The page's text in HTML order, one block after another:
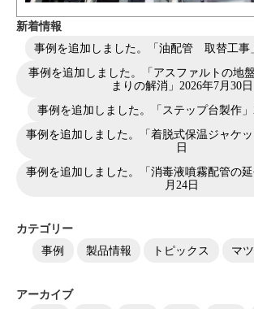
新着情報
事例を追加しました。「油配管 取替工事」
事例を追加しました。「アスファルトの地
まりの解消」 2026年7月30日
事例を追加しました。「ステップ台製作」
事例を追加しました。「着脱式保温ジャケッ
日
事例を追加しました。「消毒液噴霧配管の延
月24日
カテゴリー
事例
製品情報 トピックス マ
アーカイブ